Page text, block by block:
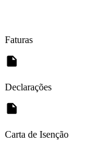
Faturas
Declarações
Carta de Isenção